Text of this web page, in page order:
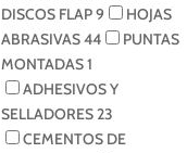
DISCOS FLAP9
HOJAS
ABRASIVAS44
PUNTAS
MONTADAS1
ADHESIVOS Y
SELLADORES23
CEMENTOS DE